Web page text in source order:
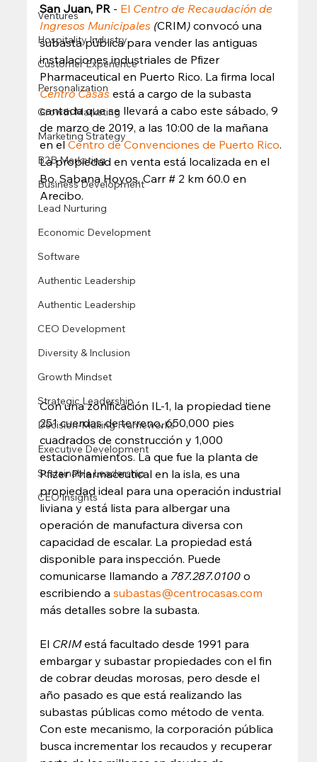
Ventures
Hospitality Industry
Customer Experience
Personalization
Growth Marketing
Marketing Strategy
B2B Marketing
Business Development
Lead Nurturing
Economic Development
Software
Authentic Leadership
Authentic Leadership
CEO Development
Diversity & Inclusion
Growth Mindset
Strategic Leadership
Decision-Making Frameworks
Executive Development
Sustainable Leadership
CEO Insights
San Juan, PR - El Centro de Recaudación de
Ingresos Municipales (CRIM ) convocó una
subasta pública para vender las antiguas
instalaciones industriales de Pfizer
Pharmaceutical en Puerto Rico. La firma local
Centro Casas está a cargo de la subasta
cantada que se llevará a cabo este sábado, 9
de marzo de 2019, a las 10:00 de la mañana
en el Centro de Convenciones de Puerto Rico.
La propiedad en venta está localizada en el
Bo. Sabana Hoyos, Carr # 2 km 60.0 en
Arecibo.
Con una zonificación IL-1, la propiedad tiene
251 cuerdas de terreno, 650,000 pies
cuadrados de construcción y 1,000
estacionamientos. La que fue la planta de
Pfizer Pharmaceutical en la isla, es una
propiedad ideal para una operación industrial
liviana y está lista para albergar una
operación de manufactura diversa con
capacidad de escalar. La propiedad está
disponible para inspección. Puede
comunicarse llamando a 787.287.0100 o
escribiendo a subastas@centrocasas.com
más detalles sobre la subasta.
El CRIM está facultado desde 1991 para
embargar y subastar propiedades con el fin
de cobrar deudas morosas, pero desde el
año pasado es que está realizando las
subastas públicas como método de venta.
Con este mecanismo, la corporación pública
busca incrementar los recaudos y recuperar